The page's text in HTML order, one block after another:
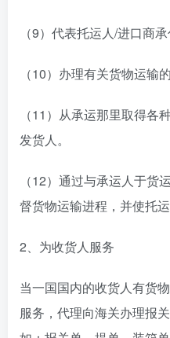
（9）代表托运人/进口商
（10）办理有关货物运输
（11）从承运那里取得各
发货人。
（12）通过与承运人于货
督货物运输进程，并使托
2、为收货人服务
当一国国内的收货人有货
服务，代理向海关办理报